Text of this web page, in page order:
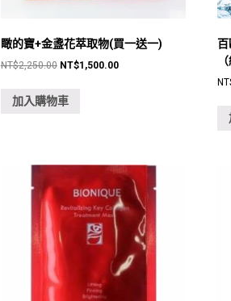
瞰的寶+金盞花萃取物(買一送一)
NT$2,250.00 原
價
格：
NT$1,500.00目
加入購物車
百